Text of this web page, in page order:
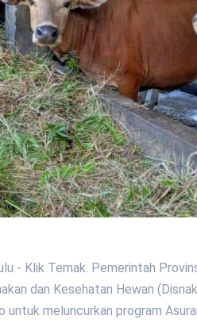
- Klik Ternak. Pemerintah
dan Kesehatan Hewan
untuk meluncurkan program